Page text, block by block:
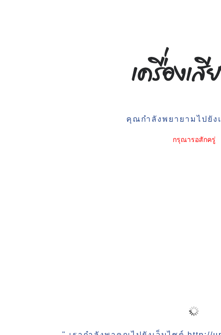
คุณกำลังพยายามไปยัง
กรุณารอสักครู่